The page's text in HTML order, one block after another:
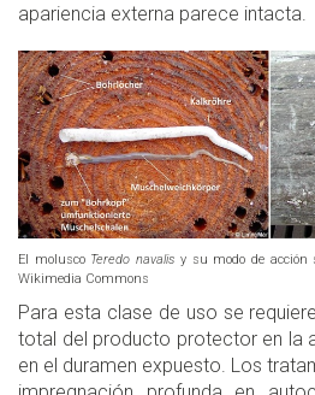
apariencia externa parece intacta.
El molusco Teredo navalis y su modo de
Wikimedia Commons
Para esta clase de uso se
total del producto protector en la
en el duramen expuesto. Los